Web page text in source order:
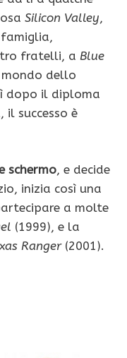
Silicon Valley,
fratelli, a Blue
mondo dello
dopo il diploma
il successo è
schermo, e decide
inizia così una
a molte
(1999), e la
Ranger(2001).